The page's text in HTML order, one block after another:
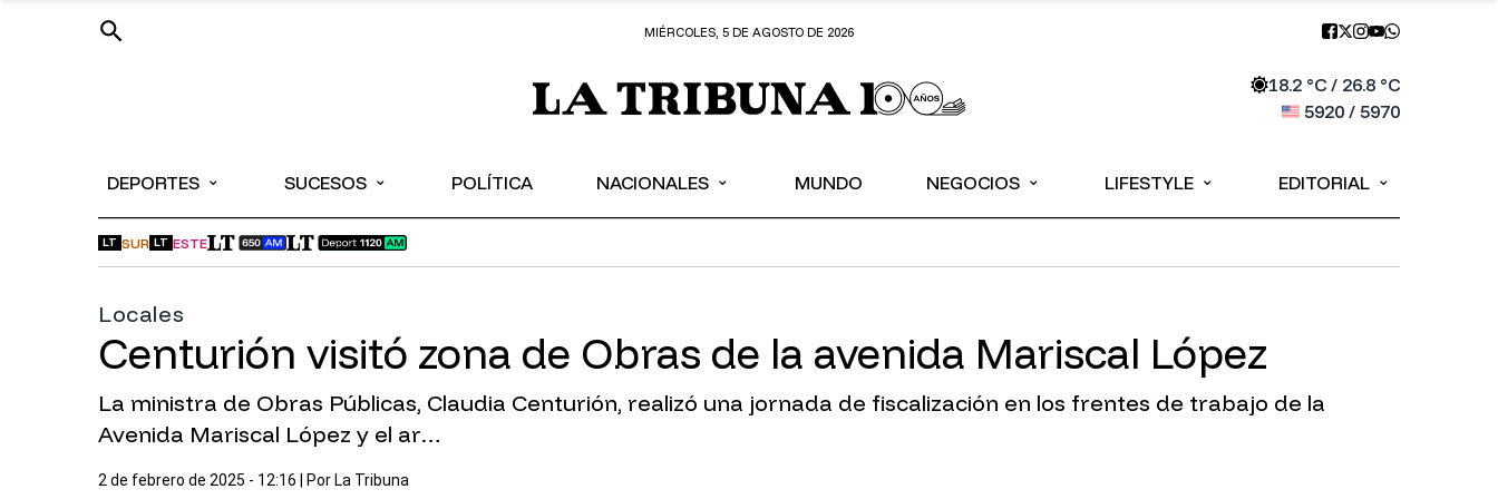
MIÉRCOLES, 5 DE AGOSTO DE 2026
18.2°C / 26.8°C
5920/ 5970
DEPORTES ⌄ SUCESOS ⌄ POLÍTICA NACIONALES ⌄ MUNDO NEGOCIOS ⌄ LIFESTYLE ⌄ EDITORIAL ⌄
LT SUR LT ESTE
Locales
Centurión visitó zona de Obras de la avenida Mariscal López
La ministra de Obras Públicas, Claudia Centurión, realizó una jornada de fiscalización en los frentes de trabajo de la
Avenida Mariscal López y el ar…
2 de febrero de 2025 - 12:16 | Por La Tribuna